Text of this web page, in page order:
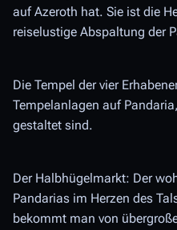
auf Azeroth hat. Sie ist die
reiselustige Abspaltung der
Die Tempel der vier
Tempelanlagen auf
gestaltet sind.
Der Halbhügelmarkt: Der
Pandarias im Herzen des
bekommt man von